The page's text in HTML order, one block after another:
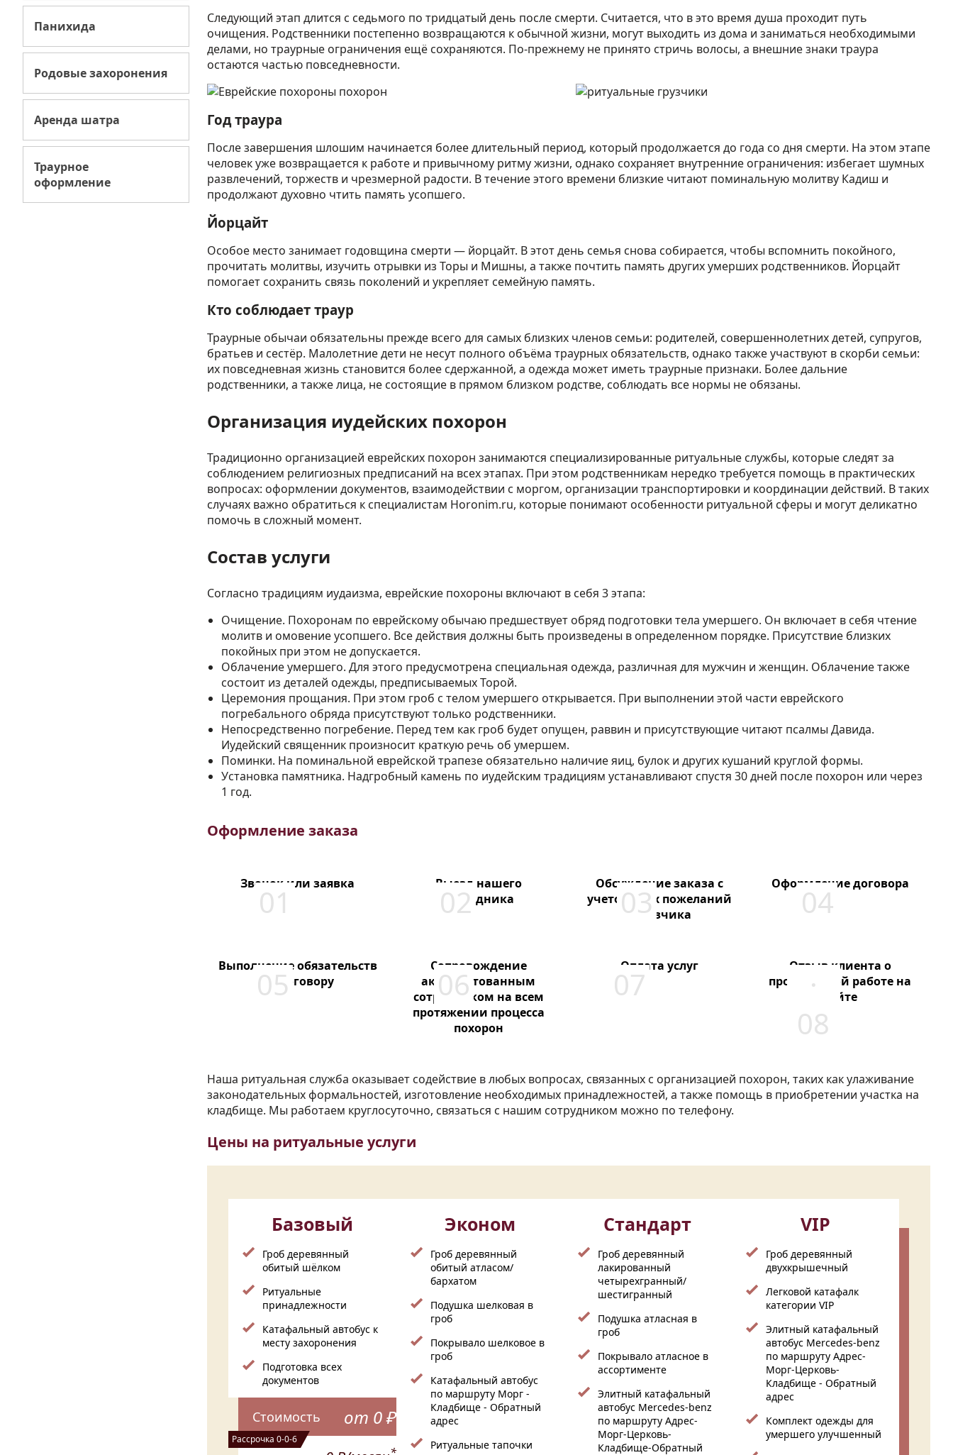
Панихида
Родовые захоронения
Аренда шатра
Траурное
оформление
Следующий этап длится с седьмого по тридцатый день после смерти. Считается, что в это время душа проходит путь
очищения. Родственники постепенно возвращаются к обычной жизни, могут выходить из дома и заниматься необходимыми
делами, но траурные ограничения ещё сохраняются. По-прежнему не принято стричь волосы, а внешние знаки траура
остаются частью повседневности.
Год траура
После завершения шлошим начинается более длительный период, который продолжается до года со дня смерти. На этом этапе
человек уже возвращается к работе и привычному ритму жизни, однако сохраняет внутренние ограничения: избегает шумных
развлечений, торжеств и чрезмерной радости. В течение этого времени близкие читают поминальную молитву Кадиш и
продолжают духовно чтить память усопшего.
Йорцайт
Особое место занимает годовщина смерти — йорцайт. В этот день семья снова собирается, чтобы вспомнить покойного,
прочитать молитвы, изучить отрывки из Торы и Мишны, а также почтить память других умерших родственников. Йорцайт
помогает сохранить связь поколений и укрепляет семейную память.
Кто соблюдает траур
Траурные обычаи обязательны прежде всего для самых близких членов семьи: родителей, совершеннолетних детей, супругов,
братьев и сестёр. Малолетние дети не несут полного объёма траурных обязательств, однако также участвуют в скорби семьи:
их повседневная жизнь становится более сдержанной, а одежда может иметь траурные признаки. Более дальние
родственники, а также лица, не состоящие в прямом близком родстве, соблюдать все нормы не обязаны.
Организация иудейских похорон
Традиционно организацией еврейских похорон занимаются специализированные ритуальные службы, которые следят за
соблюдением религиозных предписаний на всех этапах. При этом родственникам нередко требуется помощь в практических
вопросах: оформлении документов, взаимодействии с моргом, организации транспортировки и координации действий. В таких
случаях важно обратиться к специалистам Horonim.ru, которые понимают особенности ритуальной сферы и могут деликатно
помочь в сложный момент.
Состав услуги
Согласно традициям иудаизма, еврейские похороны включают в себя 3 этапа:
Очищение. Похоронам по еврейскому обычаю предшествует обряд подготовки тела умершего. Он включает в себя чтение
молитв и омовение усопшего. Все действия должны быть произведены в определенном порядке. Присутствие близких
покойных при этом не допускается.
Облачение умершего. Для этого предусмотрена специальная одежда, различная для мужчин и женщин. Облачение также
состоит из деталей одежды, предписываемых Торой.
Церемония прощания. При этом гроб с телом умершего открывается. При выполнении этой части еврейского
погребального обряда присутствуют только родственники.
Непосредственно погребение. Перед тем как гроб будет опущен, раввин и присутствующие читают псалмы Давида.
Иудейский священник произносит краткую речь об умершем.
Поминки. На поминальной еврейской трапезе обязательно наличие яиц, булок и других кушаний круглой формы.
Установка памятника. Надгробный камень по иудейским традициям устанавливают спустя 30 дней после похорон или через
1 год.
Оформление заказа
Звонок или заявка
Выезд нашего
сотрудника
Обсуждение заказа с
учетом всех пожеланий
заказчика
Оформление договора
Выполнение обязательств
по договору
Сопровождение
аккредитованным
сотрудником на всем
протяжении процесса
похорон
Оплата услуг
Отзыв клиента о
проделанной работе на
сайте
Наша ритуальная служба оказывает содействие в любых вопросах, связанных с организацией похорон, таких как улаживание
законодательных формальностей, изготовление необходимых принадлежностей, а также помощь в приобретении участка на
кладбище. Мы работаем круглосуточно, связаться с нашим сотрудником можно по телефону.
Цены на ритуальные услуги
Базовый
Гроб деревянный
обитый шёлком
Ритуальные
принадлежности
Катафальный автобус к
месту захоронения
Подготовка всех
документов
Стоимость от 0 ₽
Рассрочка 0-0-6
Эконом
Гроб деревянный
обитый атласом/
бархатом
Подушка шелковая в
гроб
Покрывало шелковое в
гроб
Катафальный автобус
по маршруту Морг -
Кладбище - Обратный
адрес
Ритуальные тапочки
Стандарт
Гроб деревянный
лакированный
четырехгранный/
шестигранный
Подушка атласная в
гроб
Покрывало атласное в
ассортименте
Элитный катафальный
автобус Mercedes-benz
по маршруту Адрес-
Морг-Церковь-
Кладбище-Обратный
VIP
Гроб деревянный
двухкрышечный
Легковой катафалк
категории VIP
Элитный катафальный
автобус Mercedes-benz
по маршруту Адрес-
Морг-Церковь-
Кладбище - Обратный
адрес
Комплект одежды для
умершего улучшенный